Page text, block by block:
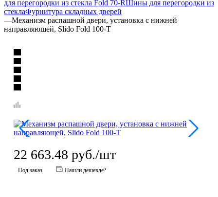
для перегородки из стекла Fold 70-RШины для перегородки из
стеклаФурнитура складных дверей
—Механизм распашной двери, установка с нижней
направляющей, Slido Fold 100-T
22 663.48 руб./шт
Под заказ Нашли дешевле?